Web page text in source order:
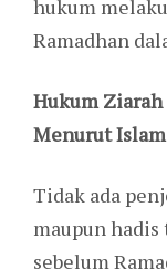
hukum
Ramadhan
Hukum Ziarah
Menurut Islam
Tidak ada
maupun
sebelum